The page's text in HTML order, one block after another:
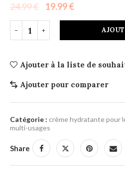
24.99€ 19.99€
Ajouter à la liste de
Ajouter pour comparer
Catégorie : crème hydratante pour
multi-usages
Share